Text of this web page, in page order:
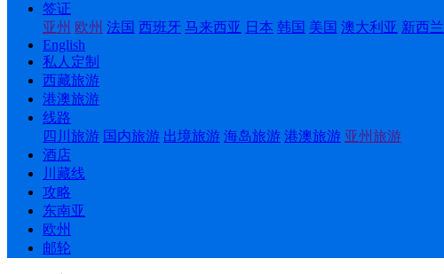
签证
亚州 欧州 法国 西班牙 马来西亚 日本 韩国 美国 澳大利亚 新西兰
English
私人定制
西藏旅游
港澳旅游
线路
四川旅游 国内旅游 出境旅游 海岛旅游 港澳旅游 亚州旅游
酒店
川藏线
攻略
东南亚
欧州
邮轮